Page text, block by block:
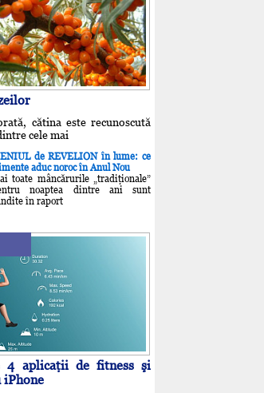
cătina este recunoscută
cele mai
de REVELION în lume: ce
aduc noroc în Anul Nou
toate mâncărurile „tradiţionale”
noaptea dintre ani sunt
în raport
4 aplicaţii de fitness şi
iPhone